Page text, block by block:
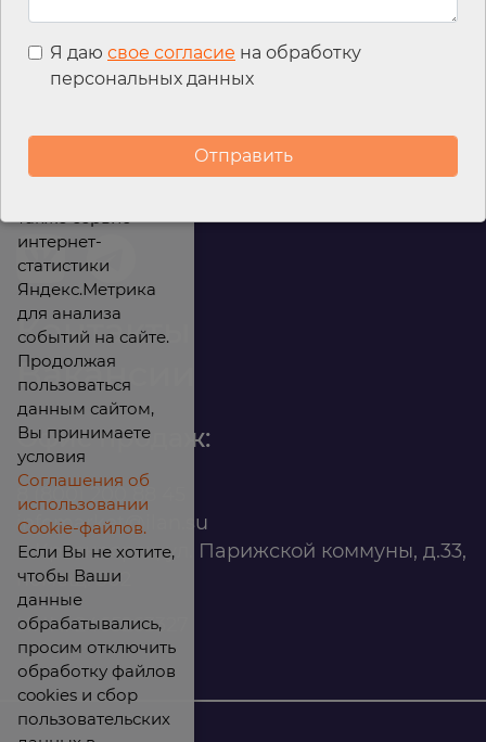
Контакты
Вакансии
Офис продаж:
infomarket@ilan.su
г. Красноярск, ул. Парижской коммуны, д.33,
помещ. 302
ИНН: 2465263327
Я даю свое согласие на обработку
персональных данных
файлы cookies для
улучшения
также сервис
интернет-
статистики
Яндекс.Метрика
для анализа
событий на сайте.
Продолжая
пользоваться
данным сайтом,
Вы принимаете
условия
Соглашения об
использовании
Cookie-файлов.
Если Вы не хотите,
чтобы Ваши
данные
обрабатывались,
просим отключить
обработку файлов
cookies и сбор
пользовательских